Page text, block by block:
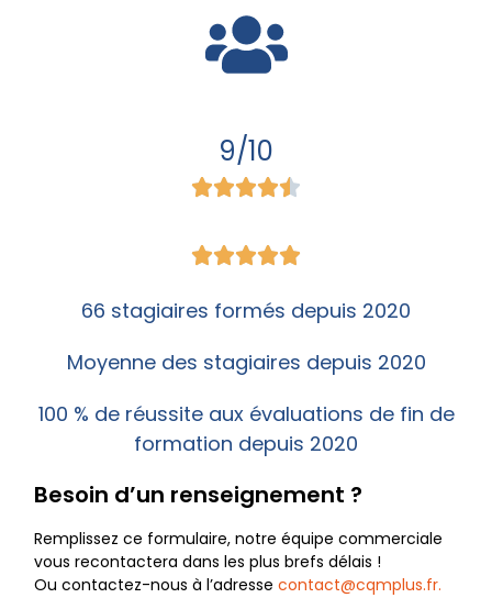
9/10
66 stagiaires formés depuis 2020
Moyenne des stagiaires depuis 2020
100 % de réussite aux évaluations de fin de
formation depuis 2020
Besoin d’un renseignement ?
Remplissez ce formulaire, notre équipe commerciale
vous recontactera dans les plus brefs délais !
Ou contactez-nous à l’adressecontact@cqmplus.fr.